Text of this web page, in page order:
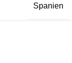
Spanien